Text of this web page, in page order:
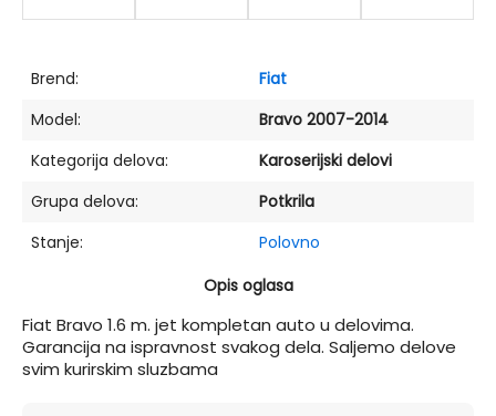
Brend:
Fiat
Model:
Bravo 2007-2014
Kategorija delova:
Karoserijski delovi
Grupa delova:
Potkrila
Stanje:
Polovno
Opis oglasa
Fiat Bravo 1.6 m. jet kompletan auto u delovima.
Garancija na ispravnost svakog dela. Saljemo delove
svim kurirskim sluzbama